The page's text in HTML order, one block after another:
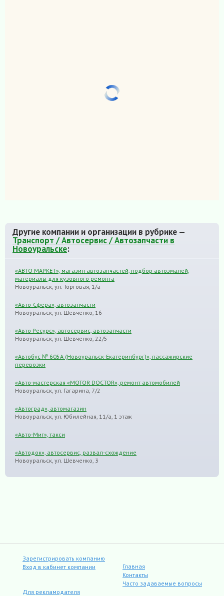
Другие компании и организации в рубрике —
Транспорт / Автосервис / Автозапчасти в
Новоуральске:
«АВТО МАРКЕТ», магазин автозапчастей, подбор автоэмалей,
материалы для кузовного ремонта
Новоуральск, ул. Торговая, 1/а
«Авто-Сфера», автозапчасти
Новоуральск, ул. Шевченко, 16
«Авто Ресурс», автосервис, автозапчасти
Новоуральск, ул. Шевченко, 22/5
«Автобус № 605А (Новоуральск-Екатеринбург)», пассажирские
перевозки
«Авто-мастерская «MOTOR DOCTOR», ремонт автомобилей
Новоуральск, ул. Гагарина, 7/2
«Автоград», автомагазин
Новоуральск, ул. Юбилейная, 11/а, 1 этаж
«Авто-Миг», такси
«Автодок», автосервис, развал-схождение
Новоуральск, ул. Шевченко, 3
Зарегистрировать компанию
Вход в кабинет компании
Главная
Контакты
Часто задаваемые вопросы
Для рекламодателя